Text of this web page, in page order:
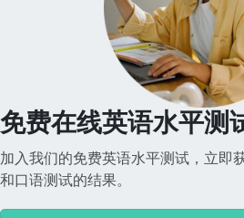
免费在线英语水平测
加入我们的免费英语水平测试，立即
和口语测试的结果。